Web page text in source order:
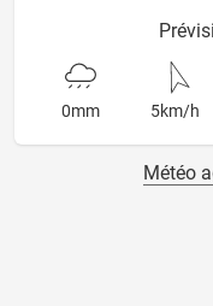
0mm 5km/h
Météo